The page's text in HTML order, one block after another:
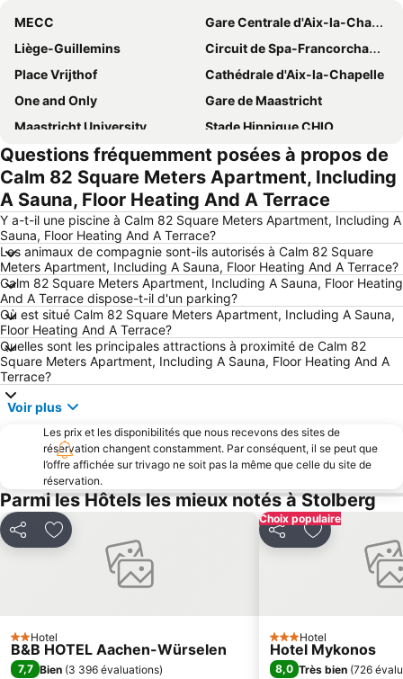
MECC
Gare Centrale d'Aix-la-Chapelle
Liège-Guillemins
Circuit de Spa-Francorchamps
Place Vrijthof
Cathédrale d'Aix-la-Chapelle
One and Only
Gare de Maastricht
Maastricht University
Stade Hippique CHIO
Thermes de Spa
Phantasialand Amusement Park
Mandarin
Parc national Eifel
Mine à ciel ouvert de Garzweiler
Carnaval in Maastricht
Habitat
Village Maasmechelen
Kornelimünster
City Centre
Thermes Carolus
ALEX
Vente en Usine - Lambertz
Schneeberg
Wasser-Info-Zentrum Eifel
GaiaZOO
Musée d'Histoire naturelle de Maastricht
Château Neercanne
Les Ardentes - Electro-Rock Music Festival
Questions fréquemment posées à propos de
Calm 82 Square Meters Apartment, Including
A Sauna, Floor Heating And A Terrace
Y a-t-il une piscine à Calm 82 Square Meters Apartment, Including A
Sauna, Floor Heating And A Terrace?
Les animaux de compagnie sont-ils autorisés à Calm 82 Square
Meters Apartment, Including A Sauna, Floor Heating And A Terrace?
Calm 82 Square Meters Apartment, Including A Sauna, Floor Heating
And A Terrace dispose-t-il d'un parking?
Où est situé Calm 82 Square Meters Apartment, Including A Sauna,
Floor Heating And A Terrace?
Quelles sont les principales attractions à proximité de Calm 82
Square Meters Apartment, Including A Sauna, Floor Heating And A
Terrace?
Voir plus
Les prix et les disponibilités que nous recevons des sites de
réservation changent constamment. Par conséquent, il se peut que
l’offre affichée sur trivago ne soit pas la même que celle du site de
réservation.
Parmi les Hôtels les mieux notés à Stolberg
PartagerAjouter à mes favoris
2 Étoiles
Hotel
B&B HOTEL Aachen-Würselen
7,7 Bien (3 396 évaluations)
Choix populaire
PartagerAjouter à
3 Étoiles
Hotel
Hotel Mykonos
8,0 Très bien (726